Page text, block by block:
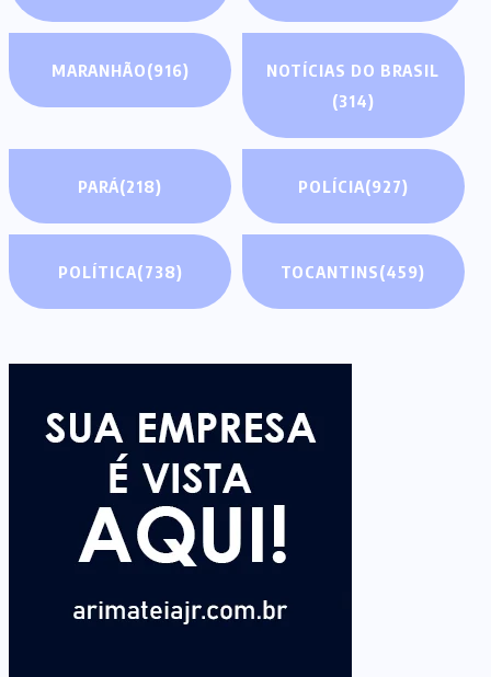
MARANHÃO(916)
NOTÍCIAS DO BRASIL
(314)
PARÁ(218) POLÍCIA(927)
POLÍTICA(738) TOCANTINS(459)